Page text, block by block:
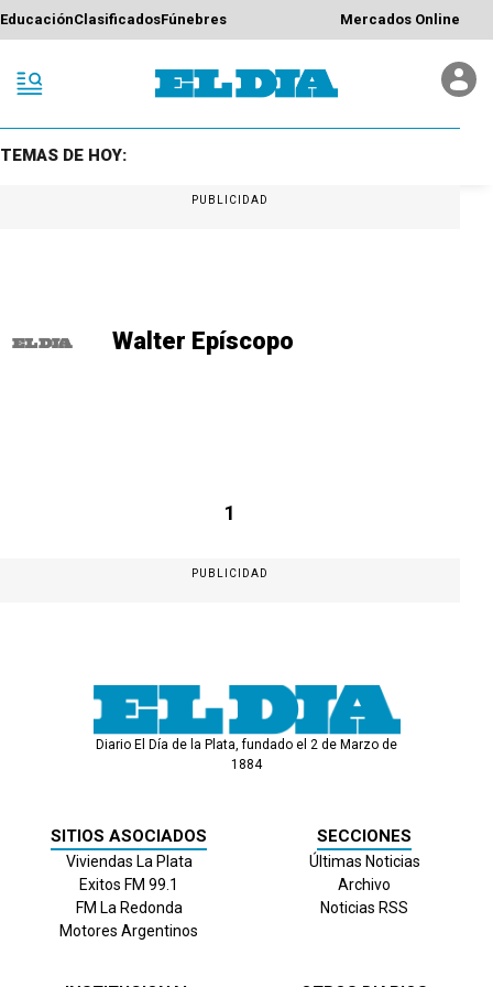
EducaciónClasificadosFúnebres Mercados Online
TEMAS DE HOY:
PUBLICIDAD
Walter Epíscopo
1
PUBLICIDAD
Diario El Día de la Plata, fundado el 2 de Marzo de
1884
SITIOS ASOCIADOS
Viviendas La Plata
Exitos FM 99.1
FM La Redonda
Motores Argentinos
SECCIONES
Últimas Noticias
Archivo
Noticias RSS